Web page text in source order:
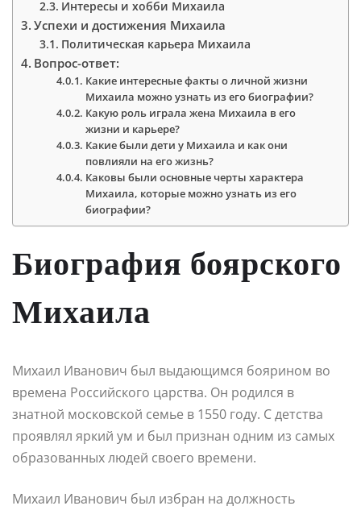
Интересы и хобби Михаила
Успехи и достижения Михаила
Политическая карьера Михаила
Вопрос-ответ:
Какие интересные факты о личной жизни
Михаила можно узнать из его биографии?
Какую роль играла жена Михаила в его
жизни и карьере?
Какие были дети у Михаила и как они
повлияли на его жизнь?
Каковы были основные черты характера
Михаила, которые можно узнать из его
биографии?
Биография боярского
Михаила
Михаил Иванович был выдающимся боярином во
времена Российского царства. Он родился в
знатной московской семье в 1550 году. С детства
проявлял яркий ум и был признан одним из самых
образованных людей своего времени.
Михаил Иванович был избран на должность